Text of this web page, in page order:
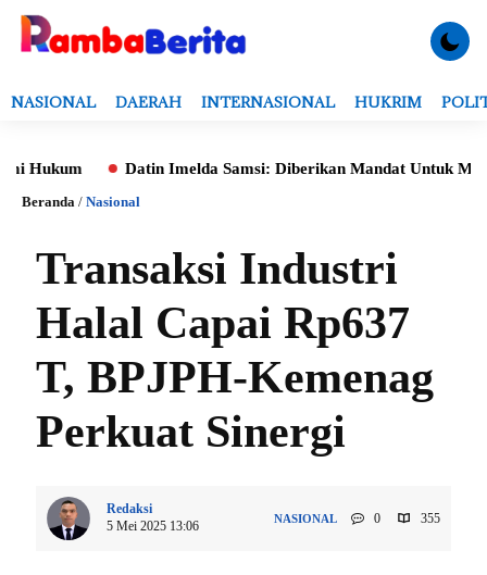
NASIONAL DAERAH INTERNASIONAL HUKRIM
Datin Imelda Samsi: Diberikan Mandat Untuk Monitoring
Beranda / Nasional
Transaksi Industri
Halal Capai Rp637
T, BPJPH-Kemenag
Perkuat Sinergi
Redaksi
5 Mei 2025 13:06
NASIONAL 0 355